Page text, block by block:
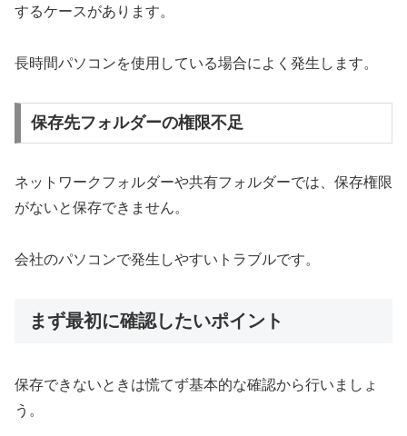
するケースがあります。
長時間パソコンを使用している場合によく発生します。
保存先フォルダーの権限不足
ネットワークフォルダーや共有フォルダーでは、保存権限
がないと保存できません。
会社のパソコンで発生しやすいトラブルです。
まず最初に確認したいポイント
保存できないときは慌てず基本的な確認から行いましょ
う。